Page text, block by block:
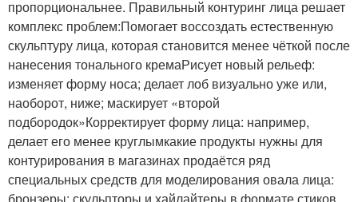
пропорциональнее. Правильный контуринг лица решает
комплекс проблем:Помогает воссоздать естественную
скульптуру лица, которая становится менее чёткой после
нанесения тонального кремаРисует новый рельеф:
изменяет форму носа; делает лоб визуально уже или,
наоборот, ниже; маскирует «второй
подбородок»Корректирует форму лица: например,
делает его менее круглымкакие продукты нужны для
контурирования в магазинах продаётся ряд
специальных средств для моделирования овала лица:
бронзеры; скульпторы и хайлайтеры в формате стиков,